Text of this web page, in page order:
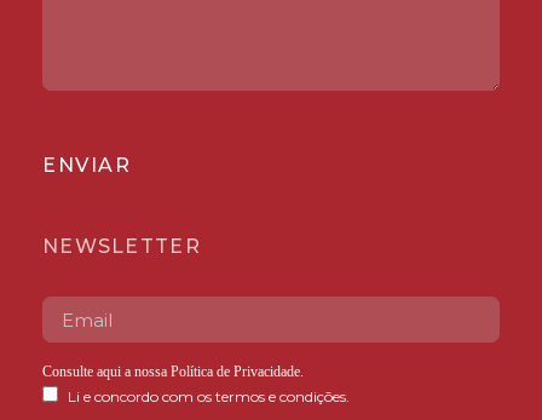
ENVIAR
NEWSLETTER
Consulte aqui a nossa Política de Privacidade.
Li e concordo com os termos e condições.